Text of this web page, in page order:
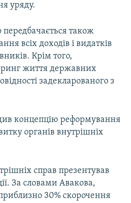
уряду.
також
всіх доходів і видатків
Крім того,
життя державних
задекларованого з
концепцію реформування
органів внутрішніх
справ презентував
За словами Авакова,
30% скорочення